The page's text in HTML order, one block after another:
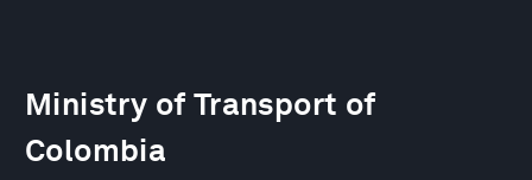
Ministry of Transport of
Colombia